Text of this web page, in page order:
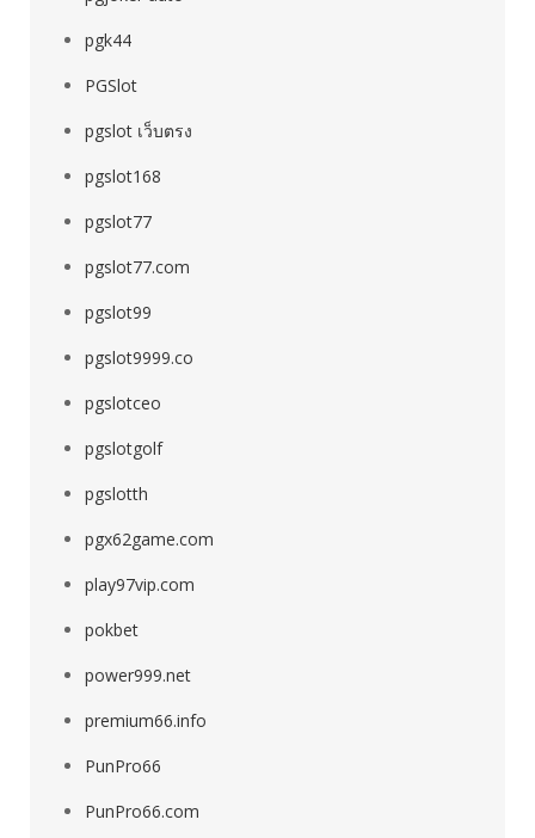
pgk44
PGSlot
pgslot เว็บตรง
pgslot168
pgslot77
pgslot77.com
pgslot99
pgslot9999.co
pgslotceo
pgslotgolf
pgslotth
pgx62game.com
play97vip.com
pokbet
power999.net
premium66.info
PunPro66
PunPro66.com